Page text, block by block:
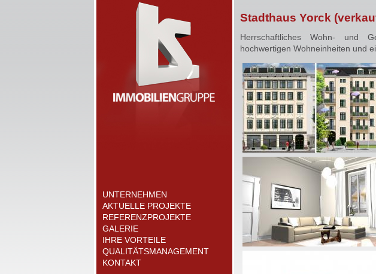
UNTERNEHMEN
AKTUELLE PROJEKTE
REFERENZPROJEKTE
GALERIE
IHRE VORTEILE
QUALITÄTSMANAGEMENT
KONTAKT
Stadthaus Yorck
Herrschaftliches Wohn- und
hochwertigen Wohneinheiten und